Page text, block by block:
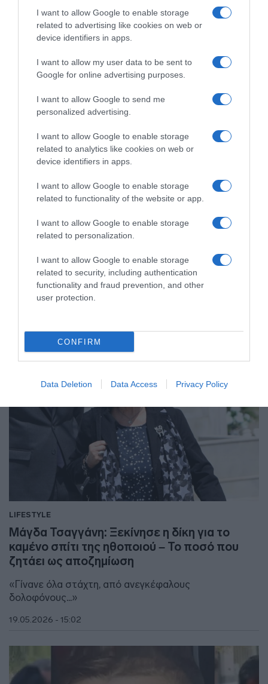
I want to allow Google to enable storage
related to advertising like cookies on web or
device identifiers in apps.
I want to allow my user data to be sent to
Google for online advertising purposes.
I want to allow Google to send me
personalized advertising.
I want to allow Google to enable storage
related to analytics like cookies on web or
device identifiers in apps.
I want to allow Google to enable storage
related to functionality of the website or app.
I want to allow Google to enable storage
related to personalization.
I want to allow Google to enable storage
related to security, including authentication
functionality and fraud prevention, and other
user protection.
CONFIRM
Data Deletion Data Access Privacy Policy
05.06.2026 - 13:27
κοριτσιών που διέπραξε από τα 6 του χρόνια
Η δίκη διεξάγεται κεκλεισμένων των θυρών
LIFESTYLE
Μάγδα Τσαγγάνη: Ξεκίνησε η δίκη για το
καμένο σπίτι της ηθοποιού – Το ποσό που
ζητάει ως αποζημίωση
«Γίνανε όλα στάχτη, από ανεγκέφαλους
δολοφόνους...»
19.05.2026 - 15:02